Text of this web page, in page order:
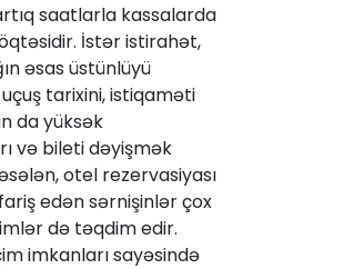
saatlarla kassalarda
İstər istirahət,
əsas üstünlüyü
tarixini, istiqaməti
da yüksək
və bileti dəyişmək
otel rezervasiyası
edən sərnişinlər çox
də təqdim edir.
imkanları sayəsində